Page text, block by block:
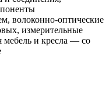
волоконно-оптические
измерительные
мебель и кресла — со